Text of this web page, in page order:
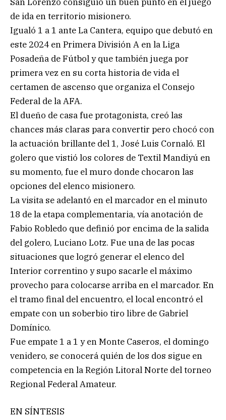
de ida en territorio misionero.
Igualó 1 a 1 ante La Cantera, equipo que debutó en
este 2024 en Primera División A en la Liga
Posadeña de Fútbol y que también juega por
primera vez en su corta historia de vida el
certamen de ascenso que organiza el Consejo
Federal de la AFA.
El dueño de casa fue protagonista, creó las
chances más claras para convertir pero chocó con
la actuación brillante del 1, José Luis Cornaló. El
golero que vistió los colores de Textil Mandiyú en
su momento, fue el muro donde chocaron las
opciones del elenco misionero.
La visita se adelantó en el marcador en el minuto
18 de la etapa complementaria, vía anotación de
Fabio Robledo que definió por encima de la salida
del golero, Luciano Lotz. Fue una de las pocas
situaciones que logró generar el elenco del
Interior correntino y supo sacarle el máximo
provecho para colocarse arriba en el marcador. En
el tramo final del encuentro, el local encontró el
empate con un soberbio tiro libre de Gabriel
Domínico.
Fue empate 1 a 1 y en Monte Caseros, el domingo
venidero, se conocerá quién de los dos sigue en
competencia en la Región Litoral Norte del torneo
Regional Federal Amateur.
EN SÍNTESIS